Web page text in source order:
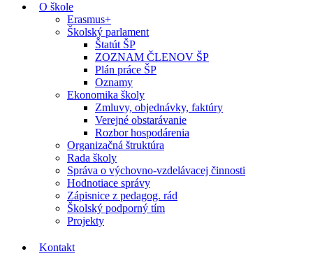
O škole
Erasmus+
Školský parlament
Štatút ŠP
ZOZNAM ČLENOV ŠP
Plán práce ŠP
Oznamy
Ekonomika školy
Zmluvy, objednávky, faktúry
Verejné obstarávanie
Rozbor hospodárenia
Organizačná štruktúra
Rada školy
Správa o výchovno-vzdelávacej činnosti
Hodnotiace správy
Zápisnice z pedagog. rád
Školský podporný tím
Projekty
Kontakt